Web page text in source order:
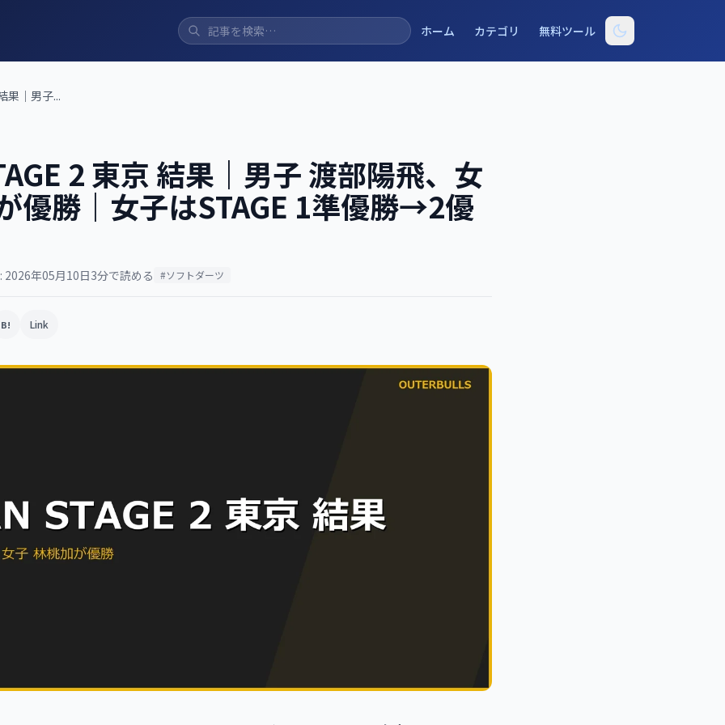
ホーム カテゴリ 無料ツール
果｜男子...
2 東京 結果｜男子 渡部陽飛、女
優勝｜女子はSTAGE 1準優勝→2優
2026年05月10日3分で読める #ソフトダーツ
B! Link